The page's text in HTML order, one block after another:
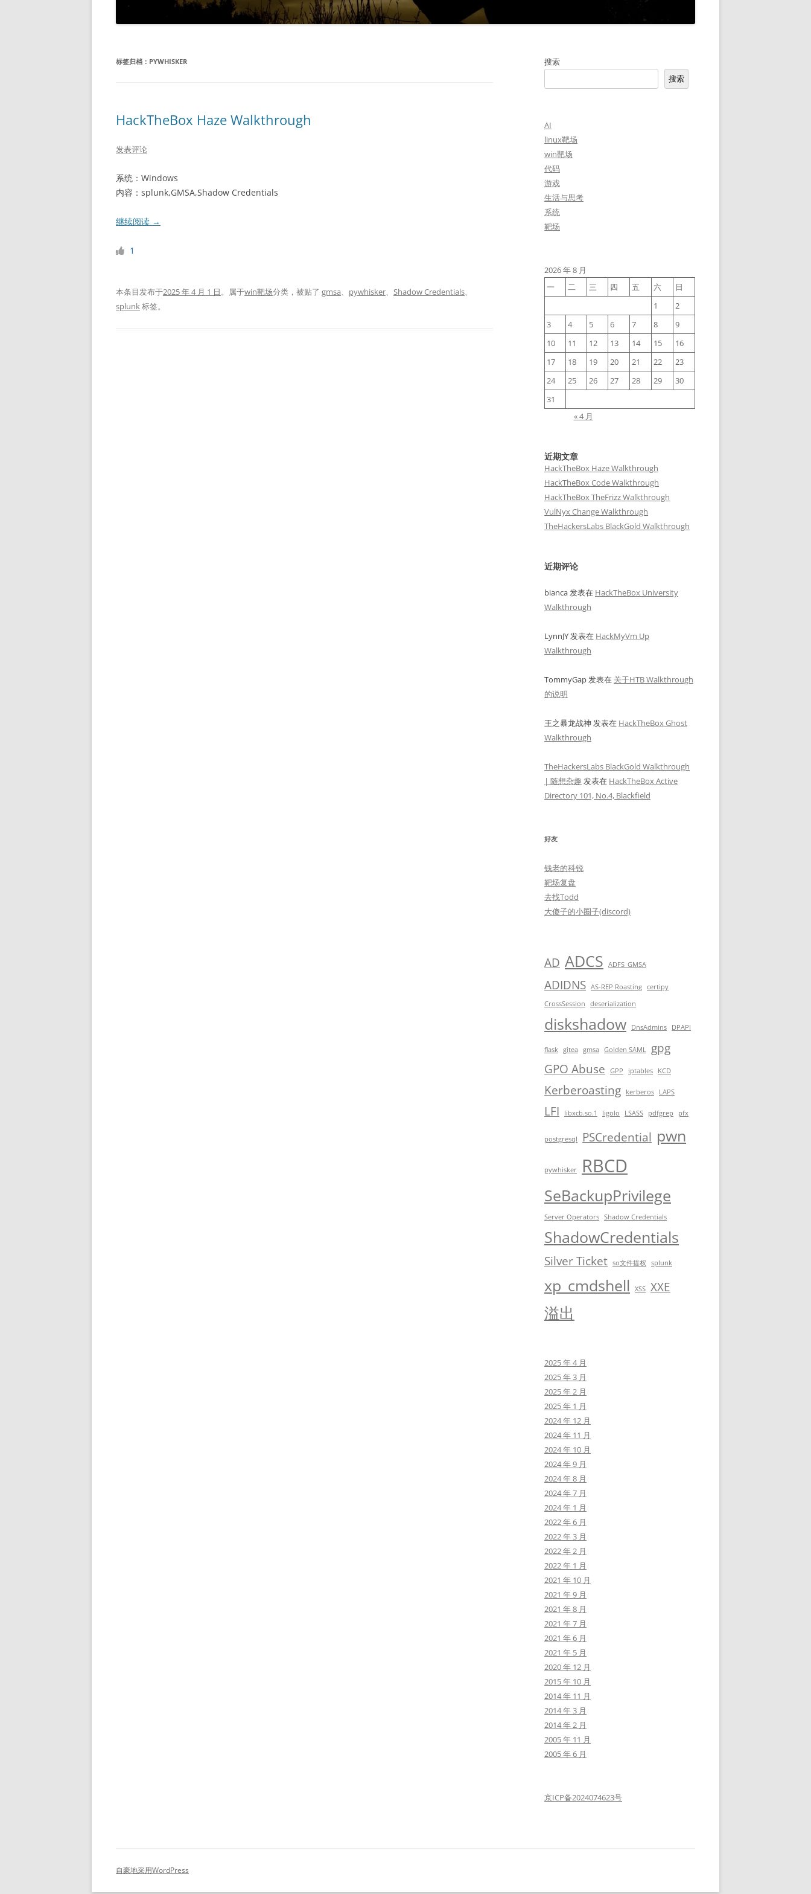
标签归档： PYWHISKER
HackTheBox Haze Walkthrough
发表评论
系统：Windows
内容：splunk,GMSA,Shadow Credentials
继续阅读 →
1
本条目发布于2025 年 4 月 1 日。属于win靶场分类，被贴了 gmsa、 pywhisker、 Shadow Credentials、
splunk标签。
搜索
搜索
AI
linux靶场
win靶场
代码
游戏
生活与思考
系统
靶场
2026 年 8 月
一
二 三 四 五 六
日
1
2
3
4 5 6 7 8
9
10
11 12 13 14 15
16
17
18 19 20 21 22
23
24
25 26 27 28 29
30
31
« 4 月
近期文章
HackTheBox Haze Walkthrough
HackTheBox Code Walkthrough
HackTheBox TheFrizz Walkthrough
VulNyx Change Walkthrough
TheHackersLabs BlackGold Walkthrough
近期评论
bianca发表在 HackTheBox University
Walkthrough
LynnJY发表在 HackMyVm Up
Walkthrough
TommyGap发表在 关于HTB Walkthrough
的说明
王之暴龙战神 发表在 HackTheBox Ghost
Walkthrough
TheHackersLabs BlackGold Walkthrough
| 随想杂趣 发表在 HackTheBox Active
Directory 101, No.4, Blackfield
好友
钱老的科锐
靶场复盘
去找Todd
大傻子的小圈子(discord)
AD ADCS ADFS_GMSA
ADIDNS AS-REP Roasting certipy
CrossSession
deserialization
diskshadow DnsAdmins DPAPI
flask gitea gmsa Golden SAML
gpg
GPO Abuse
GPP iptables KCD
Kerberoasting kerberos LAPS
LFI libxcb.so.1 ligolo LSASS pdfgrep pfx
postgresql PSCredential pwn
pywhisker RBCD
SeBackupPrivilege
Server Operators Shadow Credentials
ShadowCredentials
Silver Ticket so文件提权 splunk
xp_cmdshell XSS XXE
溢出
2025 年 4 月
2025 年 3 月
2025 年 2 月
2025 年 1 月
2024 年 12 月
2024 年 11 月
2024 年 10 月
2024 年 9 月
2024 年 8 月
2024 年 7 月
2024 年 1 月
2022 年 6 月
2022 年 3 月
2022 年 2 月
2022 年 1 月
2021 年 10 月
2021 年 9 月
2021 年 8 月
2021 年 7 月
2021 年 6 月
2021 年 5 月
2020 年 12 月
2015 年 10 月
2014 年 11 月
2014 年 3 月
2014 年 2 月
2005 年 11 月
2005 年 6 月
京ICP备2024074623号
自豪地采用WordPress